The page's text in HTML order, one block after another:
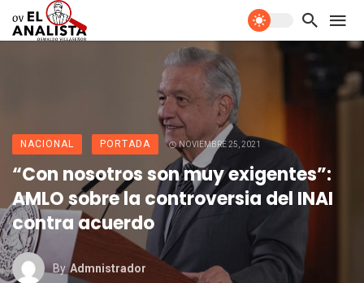
NACIONAL PORTADA NOVIEMBRE 25, 2021
“Con nosotros son muy exigentes”:
AMLO sobre la controversia del INAI
contra acuerdo
By Admnistrador